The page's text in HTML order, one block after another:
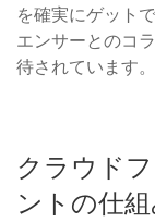
を確実にゲット
エンサーとのコ
待されています。
クラウド
ントの仕